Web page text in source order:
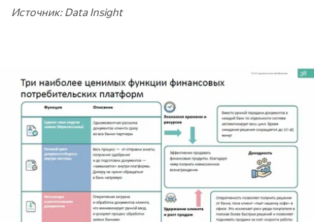
Источник: Data Insight